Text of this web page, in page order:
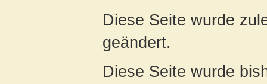
Diese Seite wurde
geändert.
Diese Seite wurde